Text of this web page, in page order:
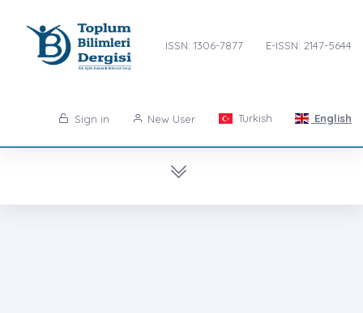
ISSN: 1306-7877 E-ISSN: 2147-5644
Sign in New User Turkish English